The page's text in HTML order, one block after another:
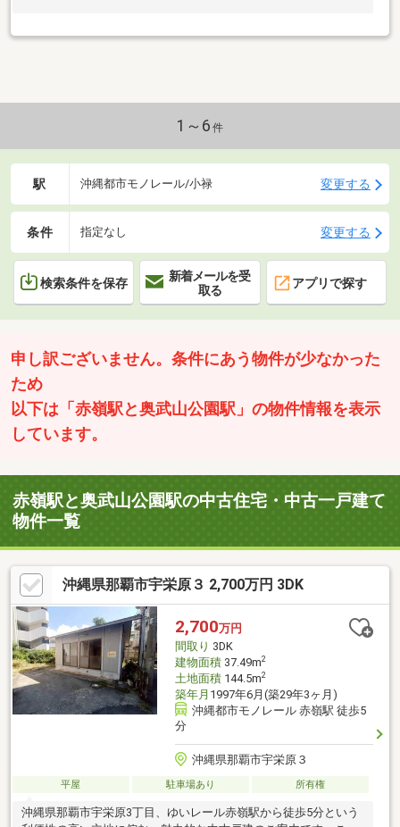
1～6 件
駅 沖縄都市モノレール/小禄 変更する
条件 指定なし 変更する
検索条件を保存
新着メールを受
取る
アプリで探す
申し訳ございません。条件にあう物件が少なかった
ため
以下は「赤嶺駅と奥武山公園駅」の物件情報を表示
しています。
赤嶺駅と奥武山公園駅の中古住宅・中古一戸建て
物件一覧
沖縄県那覇市宇栄原３ 2,700万円 3DK
2,700万円
間取り 3DK
建物面積37.49m2
土地面積144.5m2
築年月 1997年6月(築29年3ヶ月)
沖縄都市モノレール 赤嶺駅 徒歩5
分
沖縄県那覇市宇栄原３
平屋 駐車場あり 所有権
沖縄県那覇市宇栄原3丁目、ゆいレール赤嶺駅から徒歩5分という